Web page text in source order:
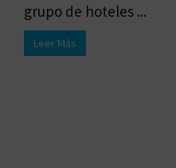
grupo de hoteles ...
Leer Más